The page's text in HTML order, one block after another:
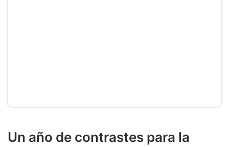
Un año de contrastes para la